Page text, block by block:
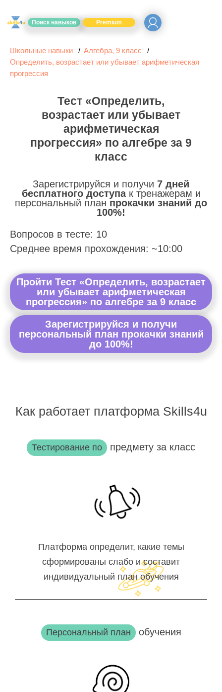
Поиск навыков Premium
Школьные навыки
Алгебра, 9 класс
Определить, возрастает или убывает арифметическая
прогрессия
Тест «Определить,
возрастает или убывает
арифметическая
прогрессия» по алгебре за 9
класс
Зарегистрируйся и получи 7 дней
бесплатного доступак тренажерам и
персональный план прокачки знаний до
100%!
Вопросов в тесте: 10
Среднее время прохождения: ~10:00
Пройти Тест «Определить, возрастает
или убывает арифметическая
прогрессия» по алгебре за 9 класс
Зарегистрируйся и получи
персональный план прокачки знаний
до 100%!
Как работает платформа Skills4u
Тестирование по предмету за класс
Платформа определит, какие темы
сформированы слабо и составит
индивидуальный план обучения
Персональный план обучения